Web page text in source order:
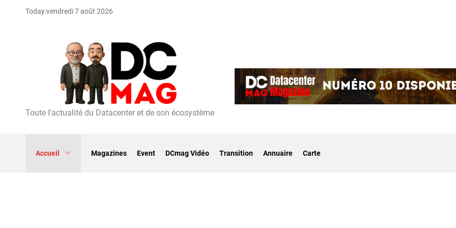
Today:vendredi 7 août 2026
D
m
Toute l'actualité du Datacenter et de son écosystème
Accueil Magazines Event DCmag Vidéo Transition Annuaire Carte